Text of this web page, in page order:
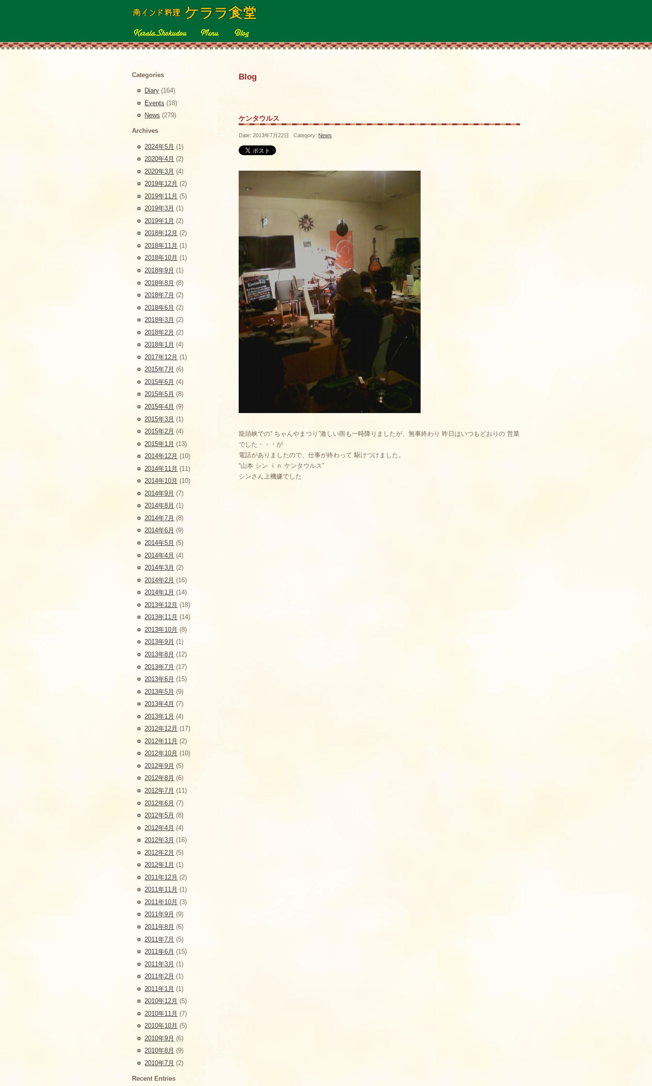
Blog
ケンタウルス
Date: 2013年7月22日 Category: News
龍頭峡での“ ちゃんやまつり”激しい雨も一時降りましたが、無事終わり 昨日はいつもどおりの 営業
でした・・・が
電話がありましたので、仕事が終わって 駆けつけました。
“山本 シン ｉｎ ケンタウルス”
シンさん上機嫌でした
Categories
Diary (164)
Events (18)
News (279)
Archives
2024年5月 (1)
2020年4月 (2)
2020年3月 (4)
2019年12月 (2)
2019年11月 (5)
2019年3月 (1)
2019年1月 (2)
2018年12月 (2)
2018年11月 (1)
2018年10月 (1)
2018年9月 (1)
2018年8月 (8)
2018年7月 (2)
2018年6月 (2)
2018年3月 (2)
2018年2月 (2)
2018年1月 (4)
2017年12月 (1)
2015年7月 (6)
2015年6月 (4)
2015年5月 (8)
2015年4月 (9)
2015年3月 (1)
2015年2月 (4)
2015年1月 (13)
2014年12月 (10)
2014年11月 (11)
2014年10月 (10)
2014年9月 (7)
2014年8月 (1)
2014年7月 (8)
2014年6月 (9)
2014年5月 (5)
2014年4月 (4)
2014年3月 (2)
2014年2月 (16)
2014年1月 (14)
2013年12月 (18)
2013年11月 (14)
2013年10月 (8)
2013年9月 (1)
2013年8月 (12)
2013年7月 (17)
2013年6月 (15)
2013年5月 (9)
2013年4月 (7)
2013年1月 (4)
2012年12月 (17)
2012年11月 (2)
2012年10月 (10)
2012年9月 (5)
2012年8月 (6)
2012年7月 (11)
2012年6月 (7)
2012年5月 (8)
2012年4月 (4)
2012年3月 (16)
2012年2月 (5)
2012年1月 (1)
2011年12月 (2)
2011年11月 (1)
2011年10月 (3)
2011年9月 (9)
2011年8月 (6)
2011年7月 (5)
2011年6月 (15)
2011年3月 (1)
2011年2月 (1)
2011年1月 (1)
2010年12月 (5)
2010年11月 (7)
2010年10月 (5)
2010年9月 (6)
2010年8月 (9)
2010年7月 (2)
Recent Entries